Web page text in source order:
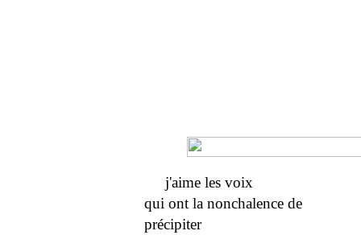
j'aime les voix
qui ont la nonchalence de
précipiter